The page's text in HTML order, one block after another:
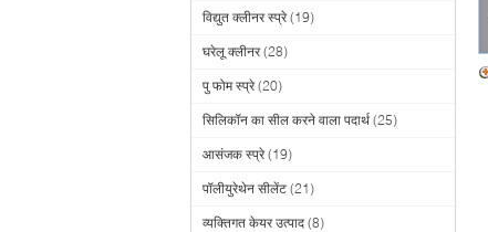
विद्युत क्लीनर स्प्रे (19)
घरेलू क्लीनर (28)
पु फोम स्प्रे (20)
सिलिकॉन का सील करने वाला पदार्थ (25)
आसंजक स्प्रे (19)
पॉलीयुरेथेन सीलेंट (21)
व्यक्तिगत केयर उत्पाद (8)